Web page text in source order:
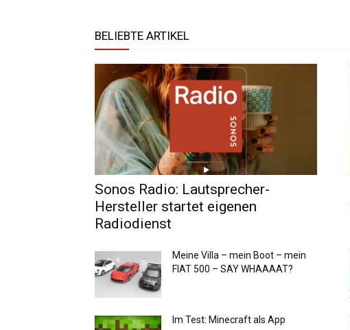
BELIEBTE ARTIKEL
Sonos Radio: Lautsprecher-
Hersteller startet eigenen
Radiodienst
Meine Villa – mein Boot – mein
FIAT 500 – SAY WHAAAAT?
Im Test: Minecraft als App